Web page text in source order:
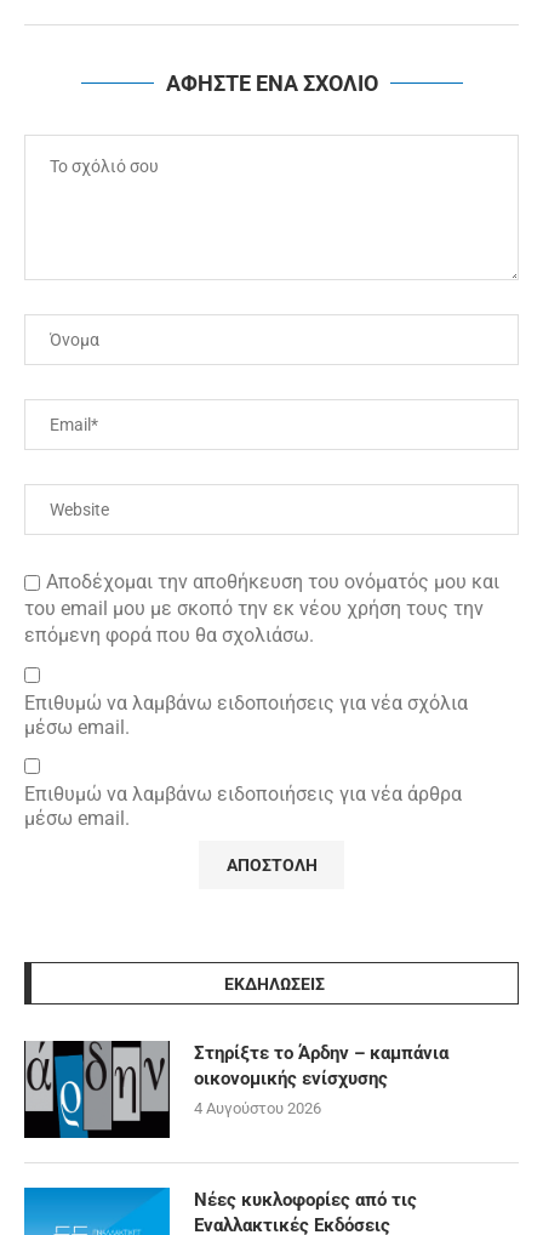
ΑΦΗΣΤΕ ΕΝΑ ΣΧΟΛΙΟ
Αποδέχομαι την αποθήκευση του ονόματός μου και
του email μου με σκοπό την εκ νέου χρήση τους την
επόμενη φορά που θα σχολιάσω.
Επιθυμώ να λαμβάνω ειδοποιήσεις για νέα σχόλια
μέσω email.
Επιθυμώ να λαμβάνω ειδοποιήσεις για νέα άρθρα
μέσω email.
ΕΚΔΗΛΩΣΕΙΣ
Στηρίξτε το Άρδην – καμπάνια
οικονομικής ενίσχυσης
4 Αυγούστου 2026
Νέες κυκλοφορίες από τις
Εναλλακτικές Εκδόσεις